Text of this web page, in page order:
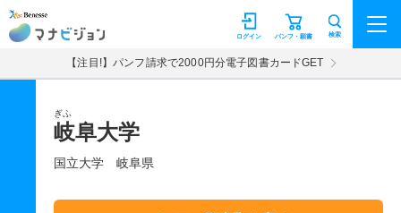
マナビジョン パンフ・願書
ログイン 検索
【注目!】パンフ請求で2000円分電子図書カードGET
ぎふ
岐阜大学
国立大学 岐阜県